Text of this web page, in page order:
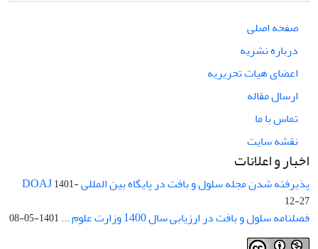
صفحه اصلی
درباره نشریه
اعضای هیات تحریریه
ارسال مقاله
تماس با ما
نقشه سایت
اخبار و اعلانات
پذیرفته شدن مجله سلول و بافت در پایگاه بین المللی DOAJ1401-
12-27
فصلنامه سلول و بافت در ارزیابی سال 1400 وزارت علوم ... 1401-05-08